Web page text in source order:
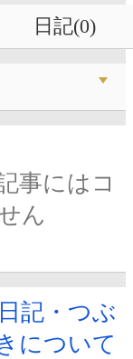
日記(0)
事にはコ
ん
記・つぶ
について